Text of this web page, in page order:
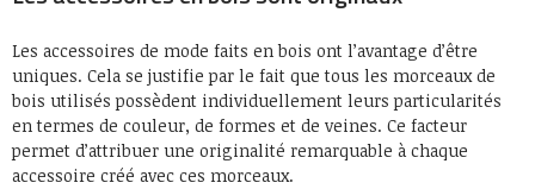
Les accessoires de mode faits en bois ont l’avantage d’être
uniques. Cela se justifie par le fait que tous les morceaux de
bois utilisés possèdent individuellement leurs particularités
en termes de couleur, de formes et de veines. Ce facteur
permet d’attribuer une originalité remarquable à chaque
accessoire créé avec ces morceaux.